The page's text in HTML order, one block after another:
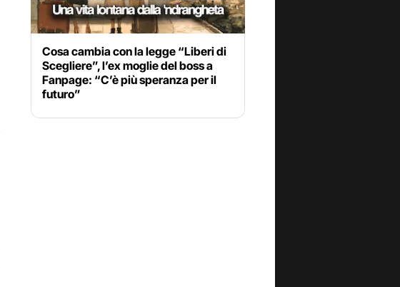
Cosa cambia con la legge “Liberi di
Scegliere”, l’ex moglie del boss a
Fanpage: “C’è più speranza per il
futuro”